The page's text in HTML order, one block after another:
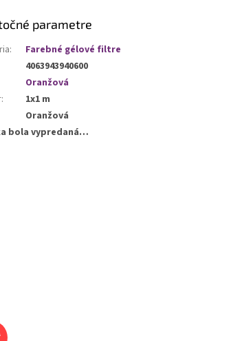
parametre
:
Farebné gélové filtre
4063943940600
Oranžová
:
1x1 m
Oranžová
bola vypredaná…